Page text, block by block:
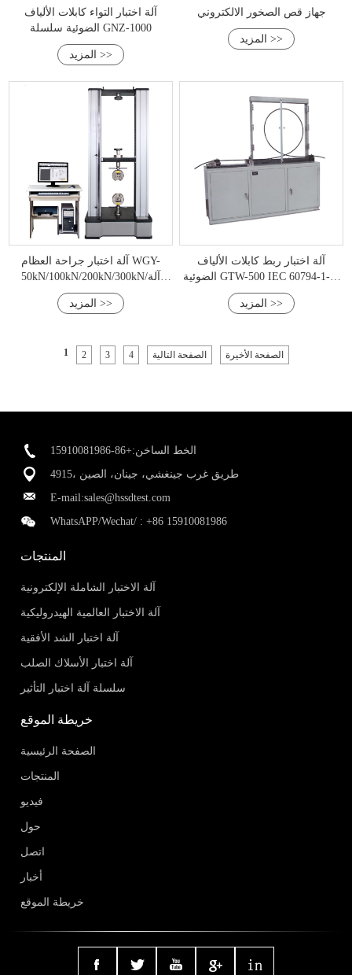
آلة اختبار التواء كابلات الألياف
الضوئية سلسلة GNZ-1000
المزيد >>
جهاز قص الصخور الالكتروني
المزيد >>
آلة اختبار جراحة العظام WGY-
50kN/100kN/200kN/300kN/آلة
اختبار ألواح العظام المعدنية
المزيد >>
آلة اختبار ربط كابلات الألياف
الضوئية GTW-500 IEC 60794-1-2-
E10
المزيد >>
1 2 3 4 الصفحة التالية الصفحة الأخيرة
الخط الساخن:+86-15910081986
4915، طريق غرب جينغشي، جينان، الصين
E-mail:sales@hssdtest.com
WhatsAPP/Wechat/ :+86 15910081986
المنتجات
آلة الاختبار الشاملة الإلكترونية
آلة الاختبار العالمية الهيدروليكية
آلة اختبار الشد الأفقية
آلة اختبار الأسلاك الصلب
سلسلة آلة اختبار التأثير
خريطة الموقع
الصفحة الرئيسية
المنتجات
فيديو
حول
اتصل
أخبار
خريطة الموقع